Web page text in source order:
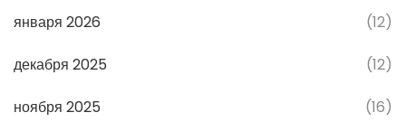
января 2026 (12)
декабря 2025 (12)
ноября 2025 (16)